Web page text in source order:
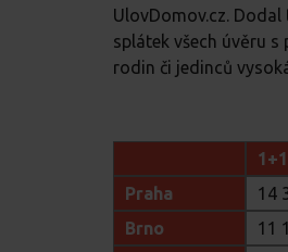
UlovDomov.cz.
splátek všech úvěru
rodin či jedinců
1+1
Praha
14
Brno
11